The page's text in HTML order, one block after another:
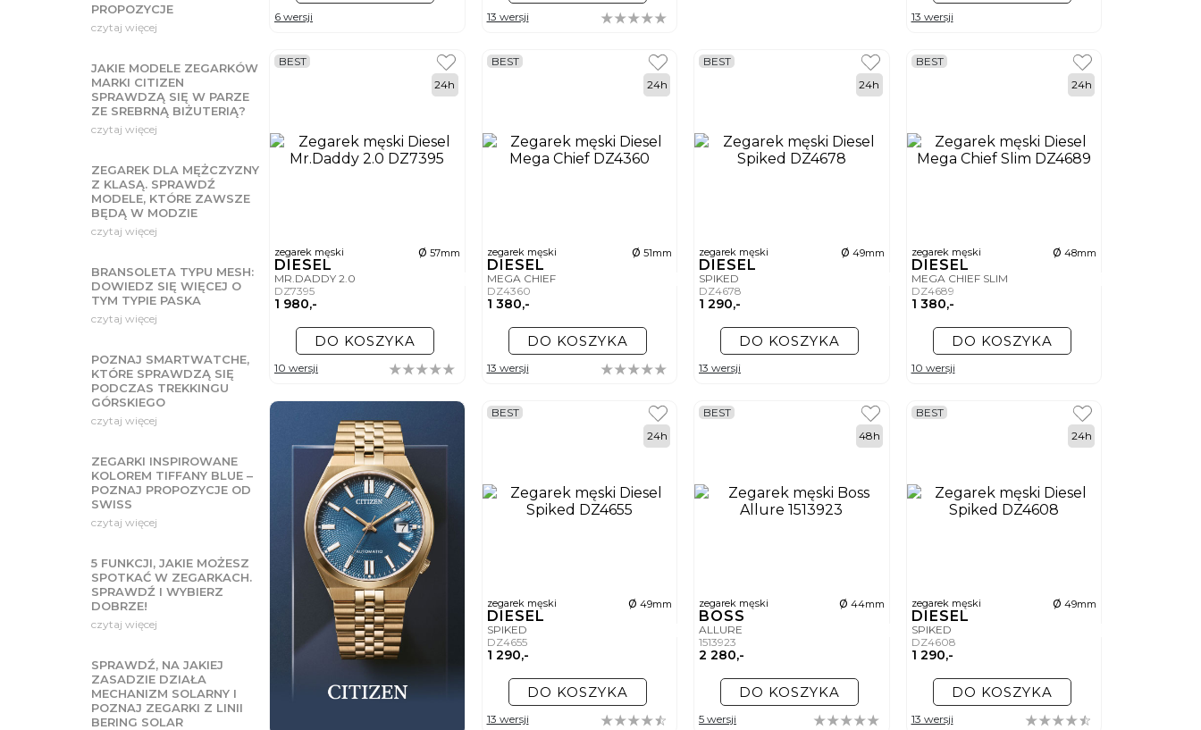
PROPOZYCJE
czytaj więcej
JAKIE MODELE ZEGARKÓW
MARKI CITIZEN
SPRAWDZĄ SIĘ W PARZE
ZE SREBRNĄ BIŻUTERIĄ?
czytaj więcej
ZEGAREK DLA MĘŻCZYZNY
Z KLASĄ. SPRAWDŹ
MODELE, KTÓRE ZAWSZE
BĘDĄ W MODZIE
czytaj więcej
BRANSOLETA TYPU MESH:
DOWIEDZ SIĘ WIĘCEJ O
TYM TYPIE PASKA
czytaj więcej
POZNAJ SMARTWATCHE,
KTÓRE SPRAWDZĄ SIĘ
PODCZAS TREKKINGU
GÓRSKIEGO
czytaj więcej
ZEGARKI INSPIROWANE
KOLOREM TIFFANY BLUE –
POZNAJ PROPOZYCJE OD
SWISS
czytaj więcej
5 FUNKCJI, JAKIE MOŻESZ
SPOTKAĆ W ZEGARKACH.
SPRAWDŹ I WYBIERZ
DOBRZE!
czytaj więcej
SPRAWDŹ, NA JAKIEJ
ZASADZIE DZIAŁA
MECHANIZM SOLARNY I
POZNAJ ZEGARKI Z LINII
BERING SOLAR
6 wersji 13 wersji 13 wersji
zegarek męski ø 57mm
DIESEL
MR.DADDY 2.0
DZ7395
1 980,-
BEST
24h
DO KOSZYKA
10 wersji
zegarek męski ø 51mm
DIESEL
MEGA CHIEF
DZ4360
1 380,-
BEST
24h
DO KOSZYKA
13 wersji
zegarek męski ø 49mm
DIESEL
SPIKED
DZ4678
1 290,-
BEST
24h
DO KOSZYKA
13 wersji
zegarek męski ø 48mm
DIESEL
MEGA CHIEF SLIM
DZ4689
1 380,-
BEST
24h
DO KOSZYKA
10 wersji
zegarek męski ø 49mm
DIESEL
SPIKED
DZ4655
1 290,-
BEST
24h
DO KOSZYKA
13 wersji
zegarek męski ø 44mm
BOSS
ALLURE
1513923
2 280,-
BEST
48h
DO KOSZYKA
5 wersji
zegarek męski ø 49mm
DIESEL
SPIKED
DZ4608
1 290,-
BEST
24h
DO KOSZYKA
13 wersji